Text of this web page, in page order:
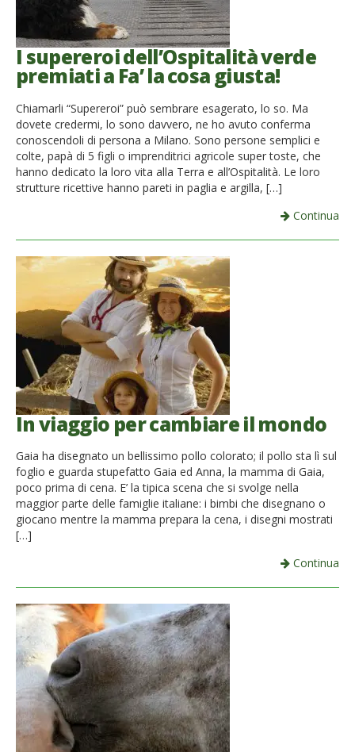
I supereroi dell’Ospitalità verde
premiati a Fa’ la cosa giusta!
Chiamarli “Supereroi” può sembrare esagerato, lo so. Ma
dovete credermi, lo sono davvero, ne ho avuto conferma
conoscendoli di persona a Milano. Sono persone semplici e
colte, papà di 5 figli o imprenditrici agricole super toste, che
hanno dedicato la loro vita alla Terra e all’Ospitalità. Le loro
strutture ricettive hanno pareti in paglia e argilla, […]
Continua
In viaggio per cambiare il mondo
Gaia ha disegnato un bellissimo pollo colorato; il pollo sta lì sul
foglio e guarda stupefatto Gaia ed Anna, la mamma di Gaia,
poco prima di cena. E’ la tipica scena che si svolge nella
maggior parte delle famiglie italiane: i bimbi che disegnano o
giocano mentre la mamma prepara la cena, i disegni mostrati
[…]
Continua